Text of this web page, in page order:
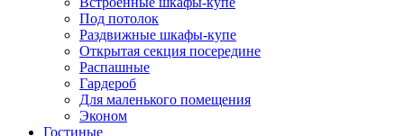
Под потолок
Раздвижные шкафы-купе
Открытая секция посередине
Распашные
Гардероб
Для маленького помещения
Эконом
Гостиные